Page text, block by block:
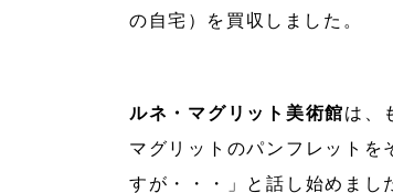
の自宅）を買収しました。
ルネ・マグリット美術館は、
マグリットのパンフレットを
すが・・・」と話し始めまし